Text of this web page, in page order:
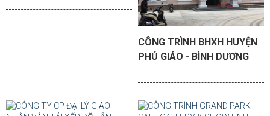
CÔNG TRÌNH BHXH HUYỆN
PHÚ GIÁO - BÌNH DƯƠNG